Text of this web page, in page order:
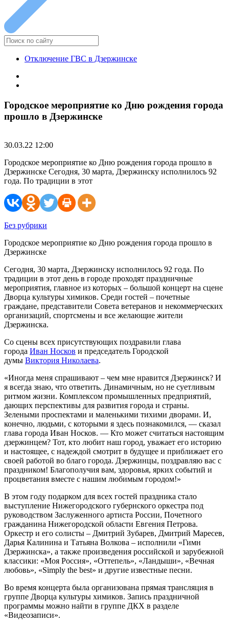
Отключение ГВС в Дзержинске
Городское мероприятие ко Дню рождения города
прошло в Дзержинске
30.03.22 12:00
Городское мероприятие ко Дню рождения города прошло в
Дзержинске Сегодня, 30 марта, Дзержинску исполнилось 92
года. По традиции в этот
Без рубрики
Городское мероприятие ко Дню рождения города прошло в
Дзержинске
Сегодня, 30 марта, Дзержинску исполнилось 92 года. По
традиции в этот день в городе проходят праздничные
мероприятия, главное из которых – большой концерт на сцене
Дворца культуры химиков. Среди гостей – почетные
граждане, представители Совета ветеранов и некоммерческих
организаций, спортсмены и все желающие жители
Дзержинска.
Со сцены всех присутствующих поздравили глава
города Иван Носков и председатель Городской
думы Виктория Николаева.
«Иногда меня спрашивают – чем мне нравится Дзержинск? И
я всегда знаю, что ответить. Динамичным, но не суетливым
ритмом жизни. Комплексом промышленных предприятий,
дающих перспективы для развития города и страны.
Зелеными проспектами и маленькими тихими дворами. И,
конечно, людьми, с которыми я здесь познакомился, — сказал
глава города Иван Носков. — Кто может считаться настоящим
дзержинцем? Тот, кто любит наш город, уважает его историю
и настоящее, с надеждой смотрит в будущее и приближает его
своей работой во благо города. Дзержинцы, поздравляю вас с
праздником! Благополучия вам, здоровья, ярких событий и
процветания вместе с нашим любимым городом!»
В этом году подарком для всех гостей праздника стало
выступление Нижегородского губернского оркестра под
руководством Заслуженного артиста России, Почетного
гражданина Нижегородской области Евгения Петрова.
Оркестр и его солисты – Дмитрий Зубарев, Дмитрий Маресев,
Дарья Калинина и Татьяна Волкова – исполнили «Гимн
Дзержинска», а также произведения российской и зарубежной
классики: «Моя Россия», «Оттепель», «Ландыши», «Вечная
любовь», «Simply the best» и другие известные песни.
Во время концерта была организована прямая трансляция в
группе Дворца культуры химиков. Запись праздничной
программы можно найти в группе ДКХ в разделе
«Видеозаписи».